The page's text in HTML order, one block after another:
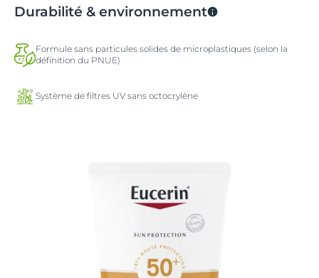
Durabilité & environnement
Formule sans particules solides de microplastiques (selon la
définition du PNUE)
Système de filtres UV sans octocrylène